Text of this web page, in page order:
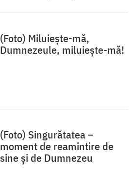
(Foto) Miluiește-mă,
Dumnezeule, miluiește-mă!
(Foto) Singurătatea –
moment de reamintire de
sine și de Dumnezeu